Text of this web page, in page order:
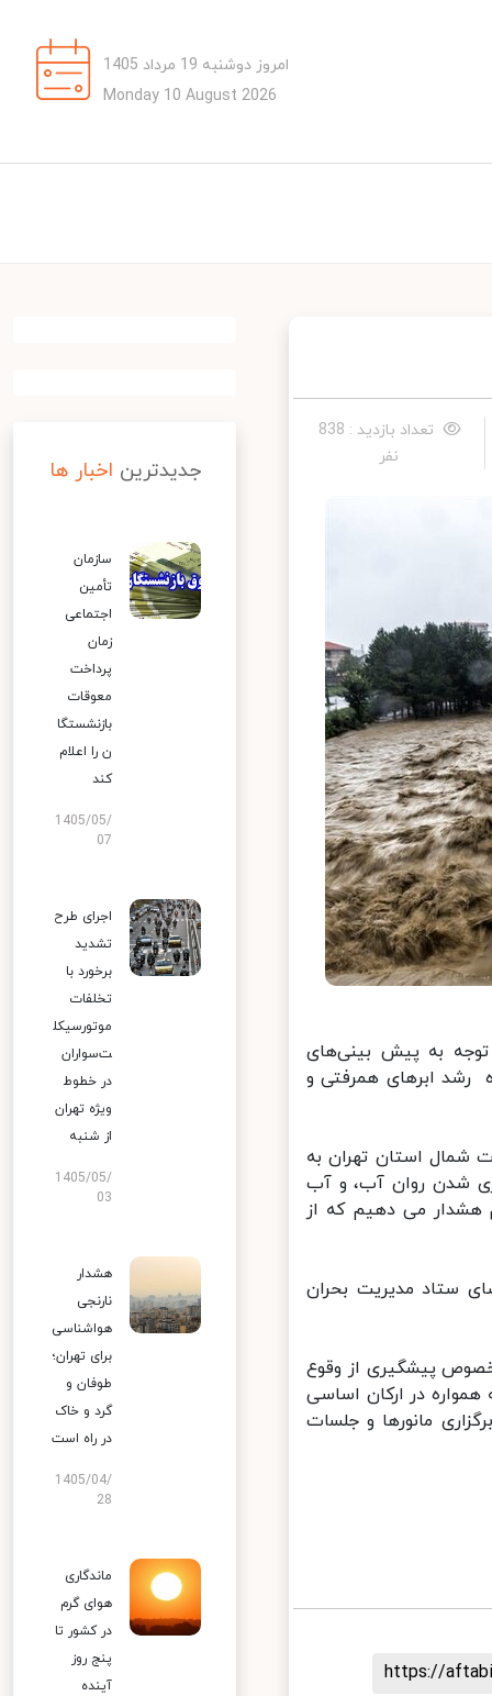
امروز دوشنبه 19 مرداد 1405
Monday 10 August 2026
تعداد بازدید : 838
نفر
به پیش بینی‌های
شهریور ماه رشد ابرهای همرفتی و
شمال استان تهران به
شدن روان آب، و آب
می دهیم که از
ستاد مدیریت بحران
پیشگیری از وقوع
در ارکان اساسی
مانورها و جلسات
https://
جدیدترین اخبار ها
سازمان
تأمین
اجتماعی
زمان
پرداخت
معوقات
بازنشستگا
ن را اعلام
کند
1405/05/
07
اجرای طرح
تشدید
برخورد با
تخلفات
موتورسیکل
ت‌سواران
در خطوط
ویژه تهران
از شنبه
1405/05/
03
هشدار
نارنجی
هواشناسی
برای تهران؛
طوفان و
گرد و خاک
در راه است
1405/04/
28
ماندگاری
هوای گرم
در کشور تا
پنج روز
آینده